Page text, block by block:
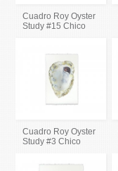
Cuadro Roy Oyster
Study #15 Chico
Cuadro Roy Oyster
Study #3 Chico